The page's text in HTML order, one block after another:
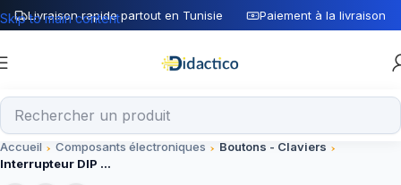
Livraison rapide partout en Tunisie Paiement à la livraison
Skip to main content
Accueil Composants électroniques
Boutons - Claviers
Interrupteur DIP Switch 5Pin 2,54 mm